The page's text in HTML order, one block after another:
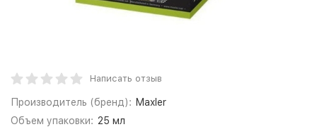
Написать отзыв
Производитель (бренд): Maxler
Объем упаковки: 25 мл